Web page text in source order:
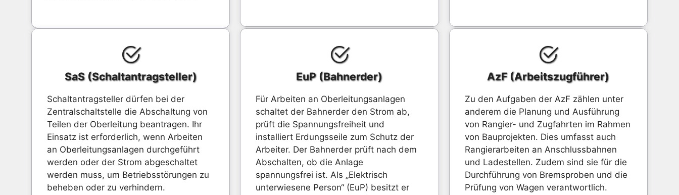
SaS (Schaltantragsteller)
Schaltantragsteller dürfen bei der
Zentralschaltstelle die Abschaltung von
Teilen der Oberleitung beantragen. Ihr
Einsatz ist erforderlich, wenn Arbeiten
an Oberleitungsanlagen durchgeführt
werden oder der Strom abgeschaltet
werden muss, um Betriebsstörungen zu
beheben oder zu verhindern.
EuP (Bahnerder)
Für Arbeiten an Oberleitungsanlagen
schaltet der Bahnerder den Strom ab,
prüft die Spannungsfreiheit und
installiert Erdungsseile zum Schutz der
Arbeiter. Der Bahnerder prüft nach dem
Abschalten, ob die Anlage
spannungsfrei ist. Als „Elektrisch
unterwiesene Person“ (EuP) besitzt er
AzF (Arbeitszugführer)
Zu den Aufgaben der AzF zählen unter
anderem die Planung und Ausführung
von Rangier- und Zugfahrten im Rahmen
von Bauprojekten. Dies umfasst auch
Rangierarbeiten an Anschlussbahnen
und Ladestellen. Zudem sind sie für die
Durchführung von Bremsproben und die
Prüfung von Wagen verantwortlich.